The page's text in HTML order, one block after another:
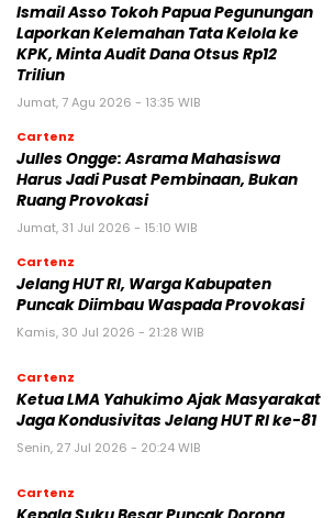
Ismail Asso Tokoh Papua Pegunungan
Laporkan Kelemahan Tata Kelola ke
KPK, Minta Audit Dana Otsus Rp12
Triliun
Jumat, 7 Agu 2026 - 13:35 WIB
Cartenz
Julles Ongge: Asrama Mahasiswa
Harus Jadi Pusat Pembinaan, Bukan
Ruang Provokasi
Jumat, 31 Jul 2026 - 15:10 WIB
Cartenz
Jelang HUT RI, Warga Kabupaten
Puncak Diimbau Waspada Provokasi
Kamis, 30 Jul 2026 - 21:28 WIB
Cartenz
Ketua LMA Yahukimo Ajak Masyarakat
Jaga Kondusivitas Jelang HUT RI ke-81
Senin, 27 Jul 2026 - 20:24 WIB
Cartenz